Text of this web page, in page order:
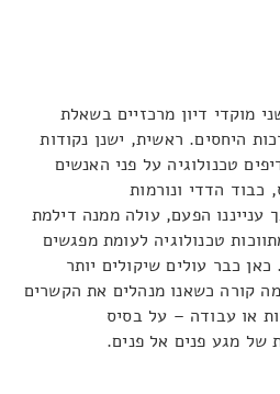
מוקדי דיון מרכזיים בשאלת
היחסים. ראשית, ישנן נקודות
טכנולוגיה על פני האנשים
כבוד הדדי ונורמות
ענייננו הפעם, עולה ממנה דילמת
טכנולוגיה לעומת מפגשים
כבר עולים שיקולים יותר
מה קורה כשאנו מנהלים את הקשרים
או עבודה – על בסיס
של מגע פנים אל פנים.